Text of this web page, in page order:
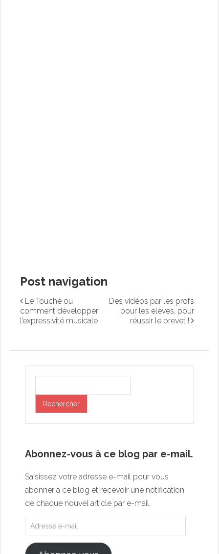
Post navigation
Le Touché ou
comment développer
l’expressivité musicale
Des vidéos par les profs
pour les élèves, pour
réussir le brevet !
Abonnez-vous à ce blog par e-mail.
Saisissez votre adresse e-mail pour vous
abonner à ce blog et recevoir une notification
de chaque nouvel article par e-mail.